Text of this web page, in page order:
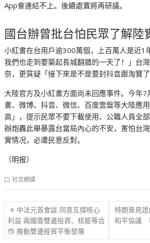
App會連結不上。後續處置將再研議。
國台辦曾批台怕民眾了解陸
小紅書在台用戶逾300萬個，上百萬人是近1
我們也走到要築起長城翻牆的一天了！」台
奈，更質疑「接下來是不是要封抖音跟淘寶了
大陸官方及小紅書方面尚未回應事件。今年
書、微博、抖音、微信、百度雲盤等大陸應
高」，提示民眾不要下載使用、公職人員全
辦炮轟此舉暴露台當局內心的不安，害怕台
實情况，必遭民意反對。
（明报）
社交網媒
文
章
导
中法元首會談 同意互撐核心
利益 兩國簽雙邊投資、核能等合
作 推動雙邊經貿平衡發展
特朗普見
和平協議